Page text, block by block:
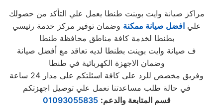
مراكز صيانة وايت بوينت طنطا يعمل علي التأكد من حصولك
عليافضل صيانة ممكنة وضمان توفير مركز خدمة رئيسي
بطنطا لخدمة كافة مناطق محافظة طنطا
ف صيانة وايت بوينت بطنطا لديه تعاقد مع أفضل صيانة
وضمان الاجهزة الكهربائية في طنطا
وفريق مخصص للرد على كافة اسئلتكم على مدار 24 ساعة
في حالة طلب مساعدتنا نعمل علي توصيل اجهزتكم
قسم المتابعة والدعم:
01093055835